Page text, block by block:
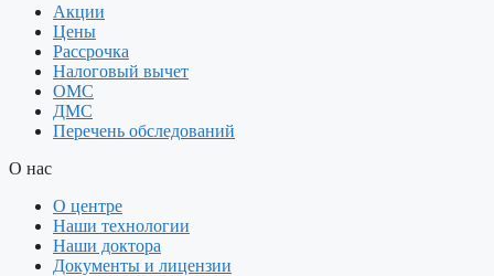
Акции
Цены
Рассрочка
Налоговый вычет
ОМС
ДМС
Перечень обследований
О нас
О центре
Наши технологии
Наши доктора
Документы и лицензии